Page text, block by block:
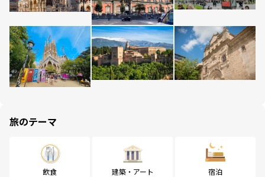
旅のテーマ
飲食 建築・アート 宿泊